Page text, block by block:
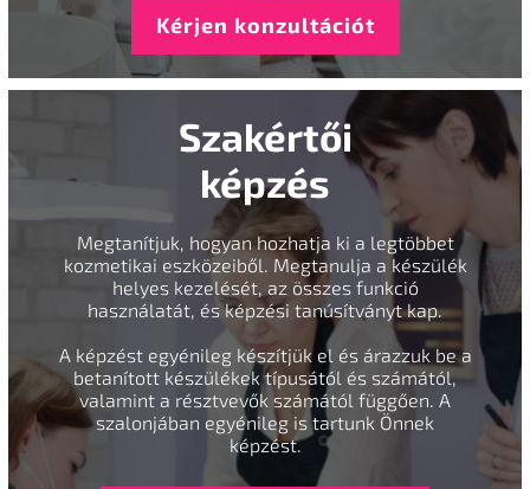
Kérjen konzultációt
Szakértői
képzés
Megtanítjuk, hogyan hozhatja ki a legtöbbet
kozmetikai eszközeiből. Megtanulja a készülék
helyes kezelését, az összes funkció
használatát, és képzési tanúsítványt kap.
A képzést egyénileg készítjük el és árazzuk be a
betanított készülékek típusától és számától,
valamint a résztvevők számától függően. A
szalonjában egyénileg is tartunk Önnek
képzést.